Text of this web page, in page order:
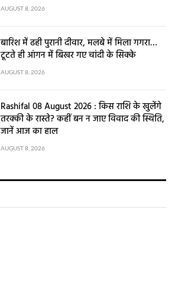
AUGUST 8, 2026
बारिश में ढही पुरानी दीवार, मलबे में मिला गगरा…
टूटते ही आंगन में बिखर गए चांदी के सिक्के
AUGUST 8, 2026
Rashifal 08 August 2026 : किस राशि के खुलेंगे
तरक्की के रास्ते? कहीं बन न जाए विवाद की स्थिति,
जानें आज का हाल
AUGUST 8, 2026